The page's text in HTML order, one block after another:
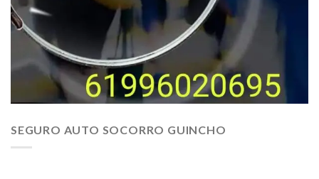
SEGURO AUTO SOCORRO GUINCHO